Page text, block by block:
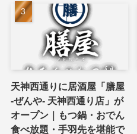
天神西通りに居酒屋「膳屋
-ぜんや- 天神西通り店」が
オープン｜もつ鍋・おでん
食べ放題・手羽先を堪能で